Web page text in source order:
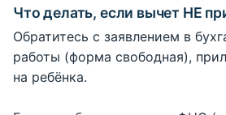
Что делать, если вычет НЕ
Обратитесь с заявлением в
работы (форма свободная),
на ребёнка.